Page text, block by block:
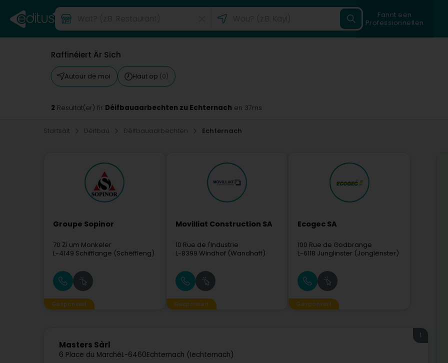
Fannt een
Professionnellen
Raffinéiert Är Sich
Autour de moi Haut op (0)
2 Resultat(er) fir Déifbauaarbechten zu Echternach en 37ms
Startsäit Déifbau Déifbauaarbechten Echternach
Groupe Sopinor
70 Zi um Monkeler
L-4149 Schifflange (Schëffleng)
Gesponsert
Movilliat Construction SA
10 Rue de l'Industrie
L-8399 Windhof (Wandhaff)
Gesponsert
Ecogec SA
100 Rue de Godbrange
L-6118 Junglinster (Jonglënster)
Gesponsert
Masters Sàrl
6 Place du MarchéL-6460Echternach (Iechternach)
1